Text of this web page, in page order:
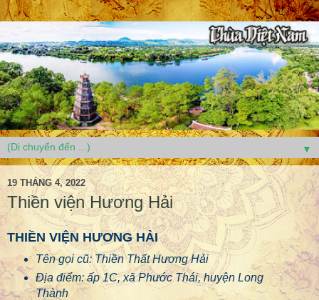
▼
19 THÁNG 4, 2022
Thiền viện Hương Hải
THIỀN VIỆN HƯƠNG HẢI
Tên gọi cũ: Thiền Thất Hương Hải
Địa điểm: ấp 1C, xã Phước Thái, huyện Long
Thành